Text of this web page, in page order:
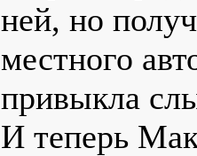
ней, но
местного
привыкла
И теперь